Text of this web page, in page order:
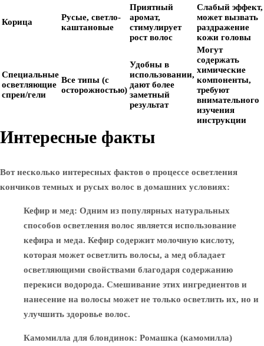
Корица
Русые, светло-
каштановые
Приятный
аромат,
стимулирует
рост волос
Слабый эффект,
может вызвать
раздражение
кожи головы
Специальные
осветляющие
спреи/гели
Все типы (с
осторожностью)
Удобны в
использовании,
дают более
заметный
результат
Могут
содержать
химические
компоненты,
требуют
внимательного
изучения
инструкции
Интересные факты
Вот несколько интересных фактов о процессе осветления
кончиков темных и русых волос в домашних условиях:
Кефир и мед: Одним из популярных натуральных
способов осветления волос является использование
кефира и меда. Кефир содержит молочную кислоту,
которая может осветлить волосы, а мед обладает
осветляющими свойствами благодаря содержанию
перекиси водорода. Смешивание этих ингредиентов и
нанесение на волосы может не только осветлить их, но и
улучшить здоровье волос.
Камомилла для блондинок: Ромашка (камомилла)